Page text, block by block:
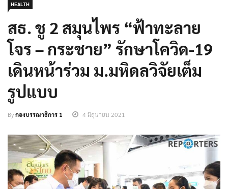
HEALTH
สธ. ชู 2 สมุนไพร “ฟ้าทะลาย
โจร – กระชาย” รักษาโควิด-19
เดินหน้าร่วม ม.มหิดลวิจัยเต็ม
รูปแบบ
Byกองบรรณาธิการ 1 4 มิถุนายน 2021